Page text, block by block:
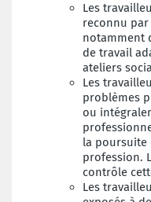
Les
reconnu par
notamment
de travail
ateliers
Les
problèmes
ou
la poursuite
profession.
contrôle
Les